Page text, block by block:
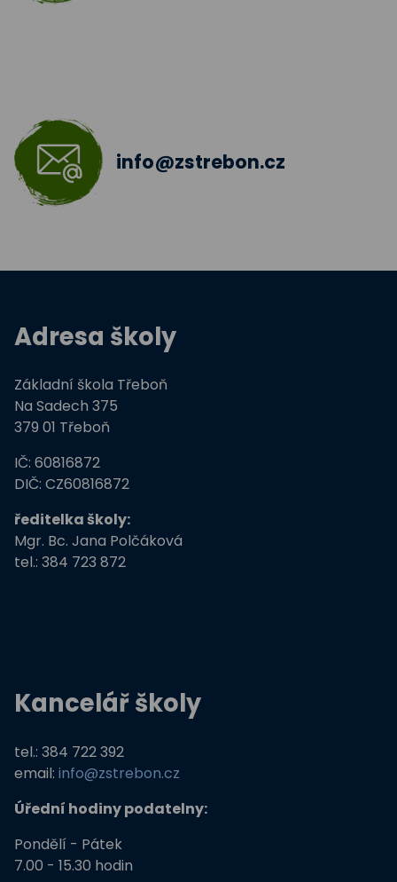
5.A
info@zstrebon.cz
Adresa školy
Základní škola Třeboň
Na Sadech 375
379 01 Třeboň
IČ: 60816872
DIČ: CZ60816872
ředitelka školy:
Mgr. Bc. Jana Polčáková
tel.: 384 723 872
Kancelář školy
tel.: 384 722 392
email: info@zstrebon.cz
Úřední hodiny podatelny:
Pondělí - Pátek
7.00 - 15.30 hodin